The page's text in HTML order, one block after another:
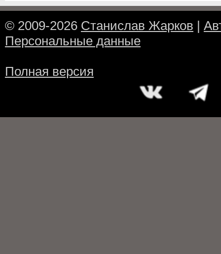
© 2009-2026 Станислав Жарков |
Персональные данные
Полная версия